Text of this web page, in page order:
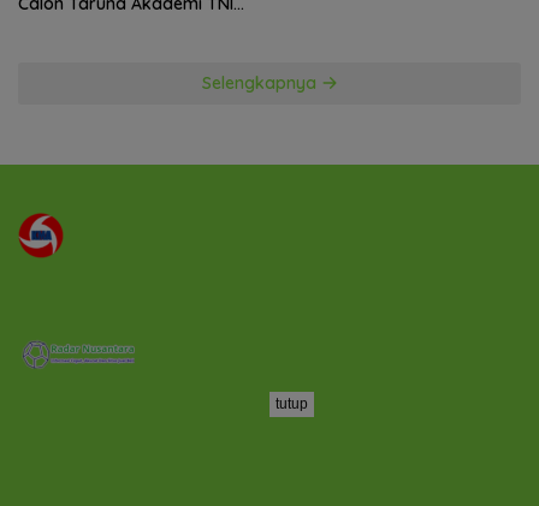
Selengkapnya
tutup